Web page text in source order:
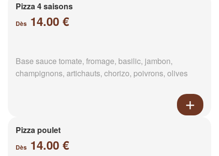
Pizza 4 saisons
Dès 14.00 €
Base sauce tomate, fromage, basilic, jambon,
champignons, artichauts, chorizo, poivrons, olives
Pizza poulet
Dès 14.00 €